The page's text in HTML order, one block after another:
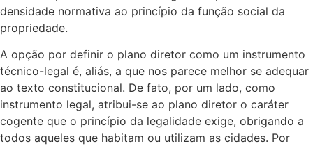
densidade normativa ao princípio da função social da
propriedade.
A opção por definir o plano diretor como um instrumento
técnico-legal é, aliás, a que nos parece melhor se adequar
ao texto constitucional. De fato, por um lado, como
instrumento legal, atribui-se ao plano diretor o caráter
cogente que o princípio da legalidade exige, obrigando a
todos aqueles que habitam ou utilizam as cidades. Por